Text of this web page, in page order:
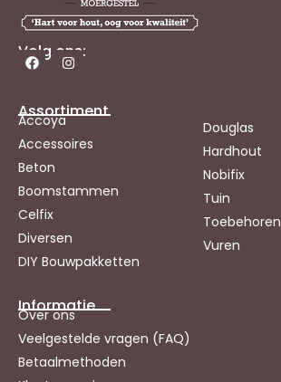
Volg ons:
Assortiment
Accoya
Accessoires
Beton
Boomstammen
Celfix
Diversen
DIY Bouwpakketten
Douglas
Hardhout
Nobifix
Tuin
Toebehoren
Vuren
Informatie
Over ons
Veelgestelde vragen (FAQ)
Betaalmethoden